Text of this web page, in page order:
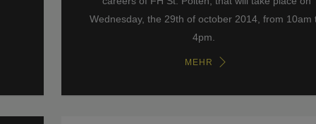
Wednesday, the 29th of october 2014, from 10am
4pm.
MEHR